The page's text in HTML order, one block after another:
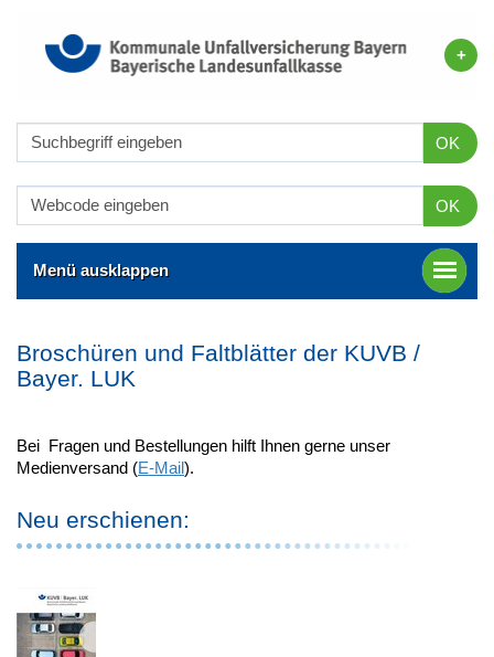
OK
OK
Menü ausklappen
Broschüren und Faltblätter der KUVB /
Bayer. LUK
Bei Fragen und Bestellungen hilft Ihnen gerne unser
Medienversand (E-Mail).
Neu erschienen: